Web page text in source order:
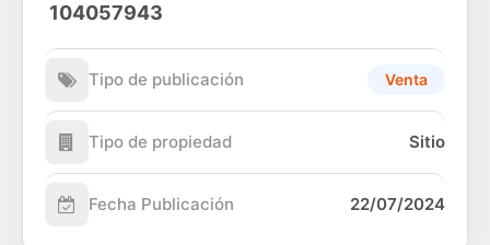
104057943
Tipo de publicación Venta
Tipo de propiedad Sitio
Fecha Publicación 22/07/2024